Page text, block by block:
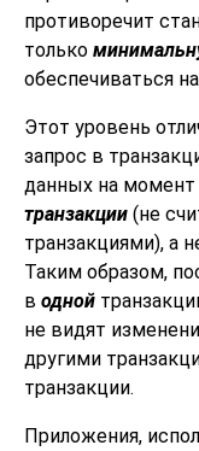
противоречит
только
обеспечиваться
Этот уровень
запрос в
данных на момент
транзакции (не
транзакциями), а
Таким образом,
в одной
не видят
другими
транзакции.
Приложения,